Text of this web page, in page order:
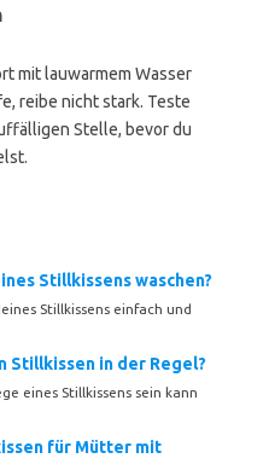
mit lauwarmem Wasser
reibe nicht stark. Teste
Stelle, bevor du
Stillkissens waschen?
Stillkissens einfach und
in der Regel?
eines Stillkissens sein kann
für Mütter mit